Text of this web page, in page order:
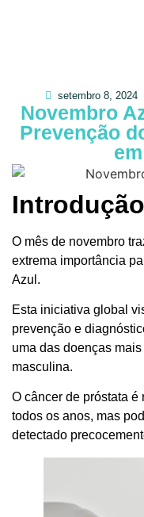
setembro 8, 2024
Novembro
Prevenção
Introdução
O mês de novembro
extrema importância
Azul.
Esta iniciativa global
prevenção e
uma das doenças
masculina.
O câncer de próstata
todos os anos, mas
detectado